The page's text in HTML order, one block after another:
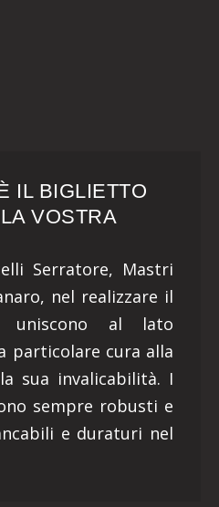
IL BIGLIETTO
VOSTRA
Serratore, Mastri
nel realizzare il
uniscono al lato
particolare cura alla
sua invalicabilità. I
sempre robusti e
e duraturi nel